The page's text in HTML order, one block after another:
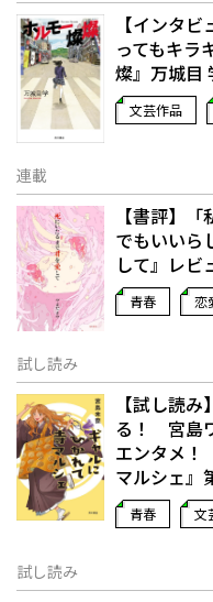
【インタ
ってもキ
燦』万城目
文芸作品
連載
【書評】
でもいいら
して』レビ
青春 恋
試し読み
【試し読
る！ 宮島
エンタメ
マルシェ』
青春 文
試し読み